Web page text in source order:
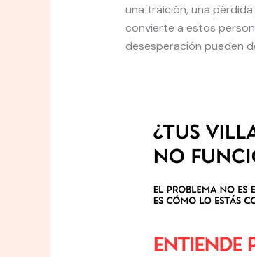
una traición, una
convierte a estos
desesperación pueden